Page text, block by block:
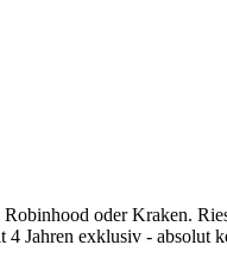
Robinhood oder Kraken.
4 Jahren exklusiv - absolut